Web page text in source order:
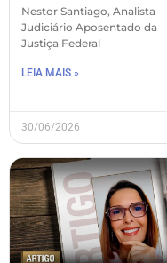
Nestor Santiago, Analista
Judiciário Aposentado da
Justiça Federal
LEIA MAIS »
30/06/2026